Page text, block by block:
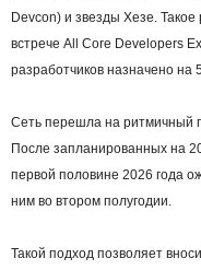
Devcon) и звезды Хезе.
встрече All Core Developers
разработчиков назначено на
Сеть перешла на ритмичный
После запланированных на
первой половине 2026 года
ним во втором полугодии.
Такой подход позволяет